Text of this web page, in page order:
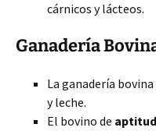
cárnicos y lácteos.
Ganadería
La ganadería
y leche.
El bovino de